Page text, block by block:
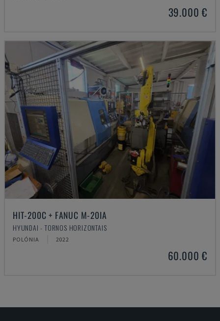
39.000 €
HIT-200C + FANUC M-20IA
HYUNDAI - TORNOS HORIZONTAIS
POLÓNIA 2022
60.000 €